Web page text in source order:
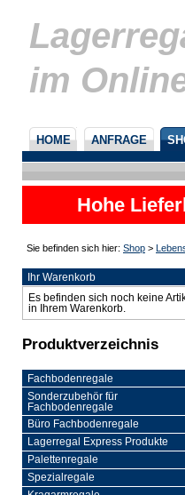
im
HOME ANFRAGE
Hohe
Sie befinden sich hier: Shop >
Ihr Warenkorb
Es befinden sich noch keine
in Ihrem Warenkorb.
Produktverzeichnis
Fachbodenregale
Sonderzubehör für
Fachbodenregale
Büro Fachbodenregale
Lagerregal Express Produkte
Palettenregale
Spezialregale